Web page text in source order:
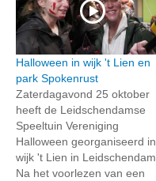
Halloween in wijk 't Lien en
park Spokenrust
Zaterdagavond 25 oktober
heeft de Leidschendamse
Speeltuin Vereniging
Halloween georganiseerd in
wijk 't Lien in Leidschendam.
Na het voorlezen van een